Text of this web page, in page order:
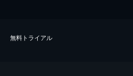
無料トライアル